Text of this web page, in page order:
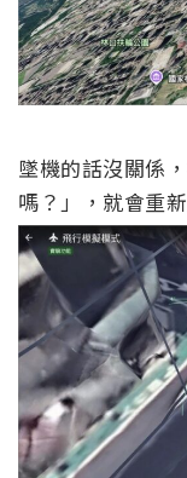
墜機的話沒關係
嗎？」，就會重